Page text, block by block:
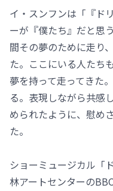
イ・スンフンは「『ド
ーが『僕たち』だと思
間その夢のために走り
た。ここにいる人たち
夢を持って走ってきた
る。表現しながら共感
められたように、慰め
た。
ショーミュージカル「
林アートセンターの